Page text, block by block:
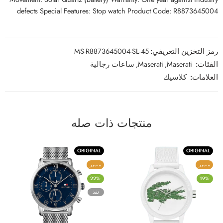
defects Special Features: Stop watch Product Code: R8873645004
رمز التخزين التعريفي:MS-R8873645004-SL-45
الفئات: Maserati
,
Maserati
, ساعات رجالية
العلامات: كلاسيك
منتجات ذات صله
ORIGINAL
متميز
-19%
ORIGINAL
متميز
-22%
نفذ